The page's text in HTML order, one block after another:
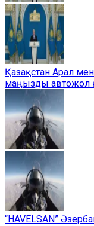
Қазақстан Арал
маңызды автожол
“HAVELSAN”